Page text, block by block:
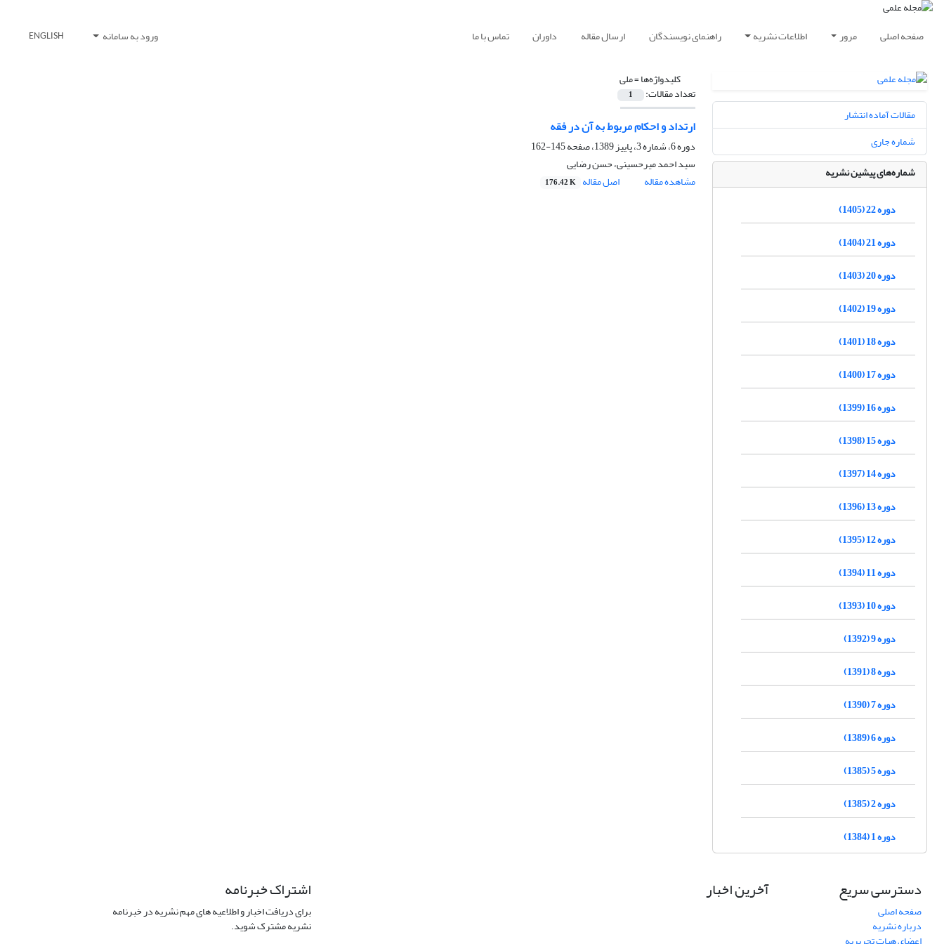
صفحه اصلی مرور اطلاعات نشریه راهنمای نویسندگان ارسال مقاله داوران تماس با ما ورود به سامانه ENGLISH
کلیدواژه‌ها =ملی
تعداد مقالات: 1
ارتداد و احکام مربوط به آن در فقه
دوره 6، شماره 3، پاییز 1389، صفحه
145-162
سید احمد میرحسینی، حسن رضایی
مشاهده مقاله
اصل مقاله 176.42 K
مقالات آماده انتشار
شماره جاری
شماره‌های پیشین نشریه
دوره 22 (1405)
دوره 21 (1404)
دوره 20 (1403)
دوره 19 (1402)
دوره 18 (1401)
دوره 17 (1400)
دوره 16 (1399)
دوره 15 (1398)
دوره 14 (1397)
دوره 13 (1396)
دوره 12 (1395)
دوره 11 (1394)
دوره 10 (1393)
دوره 9 (1392)
دوره 8 (1391)
دوره 7 (1390)
دوره 6 (1389)
دوره 5 (1385)
دوره 2 (1385)
دوره 1 (1384)
دسترسی سریع
صفحه اصلی
درباره نشریه
آخرین اخبار اشتراک خبرنامه
برای دریافت اخبار و اطلاعیه های مهم نشریه در خبرنامه
نشریه مشترک شوید.